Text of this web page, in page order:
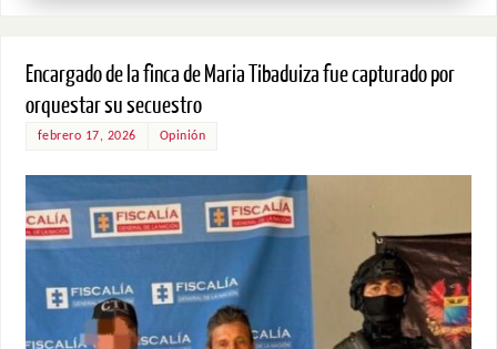
Encargado de la finca de Maria Tibaduiza fue capturado por
orquestar su secuestro
febrero 17, 2026 Opinión